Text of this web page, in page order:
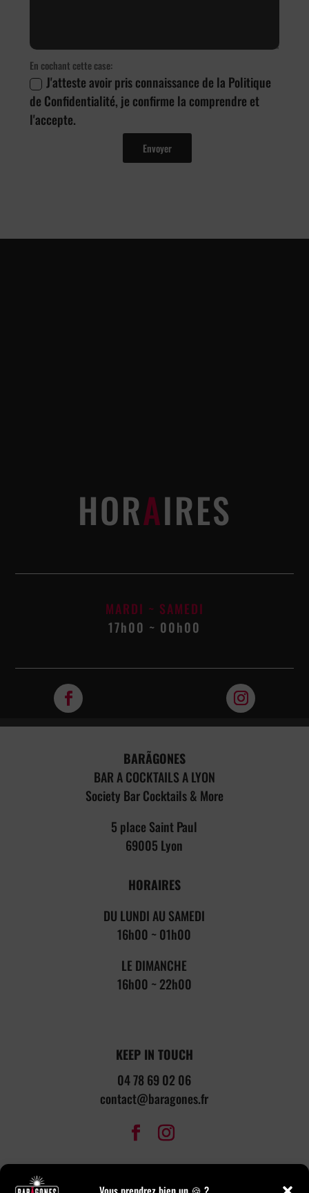
En cochant cette case:
J'atteste avoir pris connaissance de la Politique
de Confidentialité, je confirme la comprendre et
l'accepte.
Envoyer
HORAIRES
MARDI ~ SAMEDI
17h00 ~ 00h00
BARÃGONES
BAR A COCKTAILS A LYON
Society Bar Cocktails & More
5 place Saint Paul
69005 Lyon
HORAIRES
DU LUNDI AU SAMEDI
16h00 ~ 01h00
LE DIMANCHE
16h00 ~ 22h00
KEEP IN TOUCH
04 78 69 02 06
contact@baragones.fr
NAVIGATION